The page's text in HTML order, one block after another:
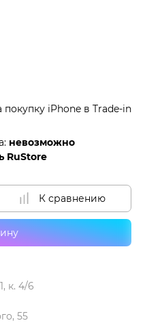
покупку iPhone в Trade-in
невозможно
RuStore
К сравнению
к. 4/6
55